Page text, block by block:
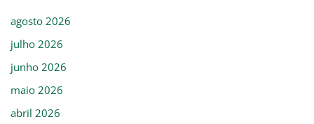
agosto 2026
julho 2026
junho 2026
maio 2026
abril 2026